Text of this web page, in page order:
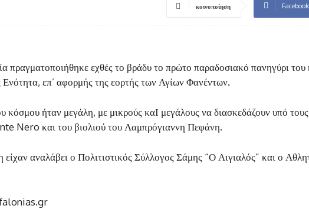
κοινοποίηση Facebook
πραγματοποιήθηκε εχθές το βράδυ το πρώτο παραδοσιακό πανηγύρι του
επ’ αφορμής της εορτής των Αγίων Φανέντων.
κόσμου ήταν μεγάλη, με μικρούς καΙ μεγάλους να διασκεδάζουν υπό
Nero και του βιολιού του Λαμπρόγιαννη Πεφάνη.
αναλάβει ο Πολιτιστικός Σύλλογος Σάμης “Ο Αιγιαλός” και ο